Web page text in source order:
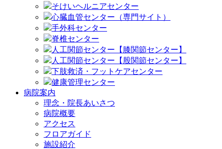
そけいヘルニアセンター
心臓血管センター（専門サイト）
手外科センター
脊椎センター
人工関節センター【膝関節センター】
人工関節センター【股関節センター】
下肢救済・フットケアセンター
健康管理センター
病院案内
理念・院長あいさつ
病院概要
アクセス
フロアガイド
施設紹介